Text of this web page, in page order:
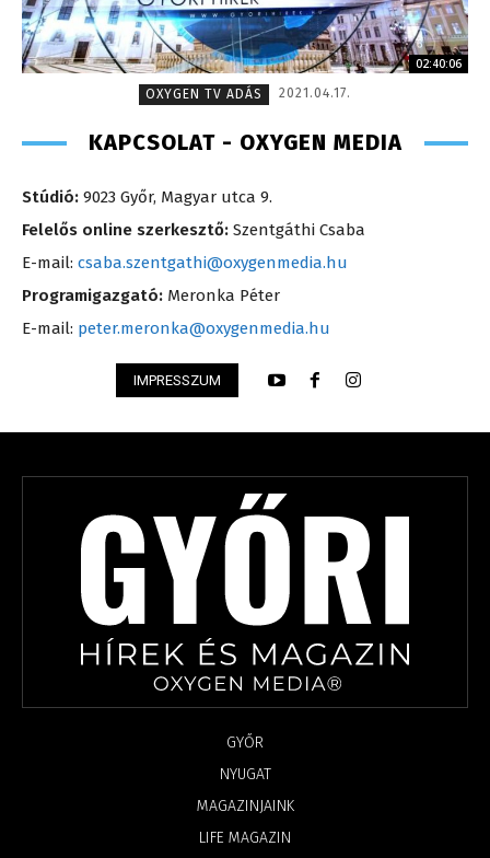
02:40:06
OXYGEN TV ADÁS
2021.04.17.
KAPCSOLAT - OXYGEN MEDIA
Stúdió: 9023 Győr, Magyar utca 9.
Felelős online szerkesztő: Szentgáthi Csaba
E-mail: csaba.szentgathi@oxygenmedia.hu
Programigazgató: Meronka Péter
E-mail: peter.meronka@oxygenmedia.hu
IMPRESSZUM
GYŐR
NYUGAT
MAGAZINJAINK
LIFE MAGAZIN